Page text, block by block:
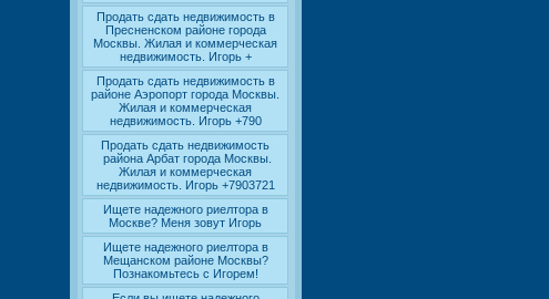
Продать сдать недвижимость в
Пресненском районе города
Москвы. Жилая и коммерческая
недвижимость. Игорь +
Продать сдать недвижимость в
районе Аэропорт города Москвы.
Жилая и коммерческая
недвижимость. Игорь +790
Продать сдать недвижимость
района Арбат города Москвы.
Жилая и коммерческая
недвижимость. Игорь +7903721
Ищете надежного риелтора в
Москве? Меня зовут Игорь
Ищете надежного риелтора в
Мещанском районе Москвы?
Познакомьтесь с Игорем!